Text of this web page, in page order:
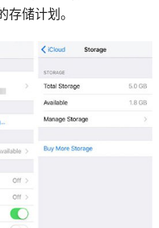
存储计划。